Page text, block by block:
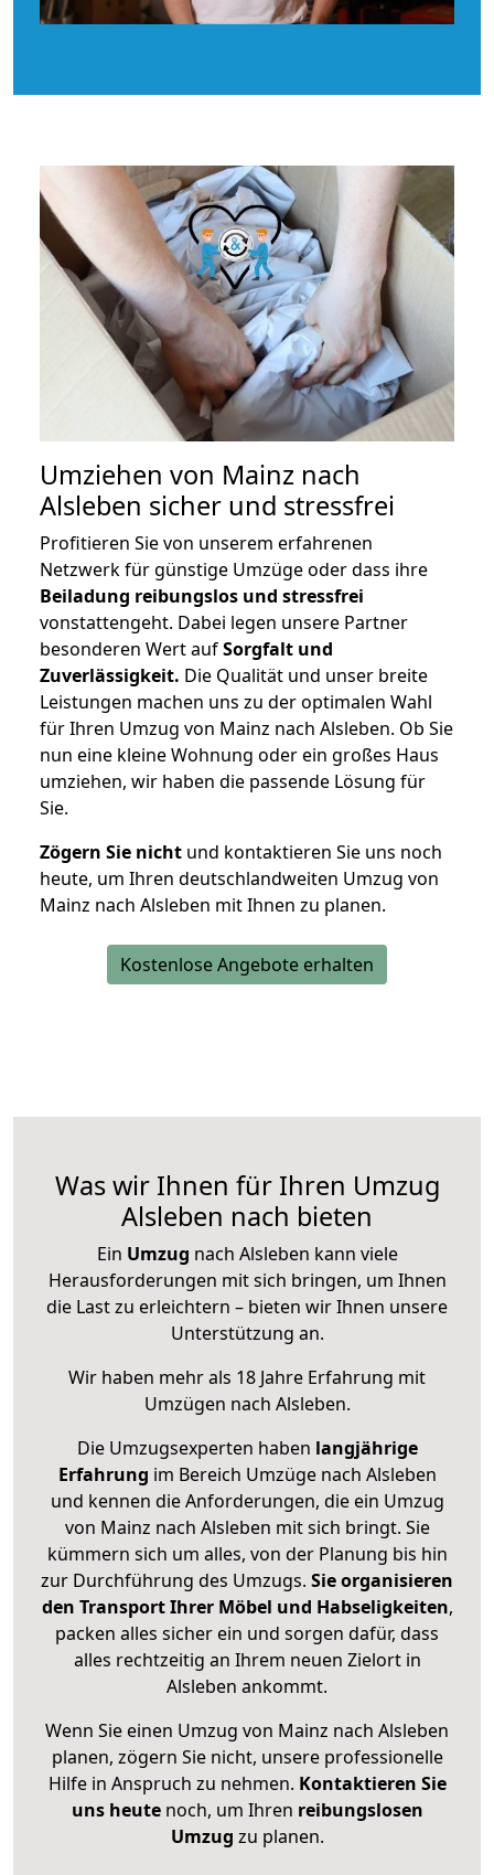
Umziehen von Mainz nach
Alsleben sicher und stressfrei
Profitieren Sie von unserem erfahrenen
Netzwerk für günstige Umzüge oder dass ihre
Beiladung reibungslos und stressfrei
vonstattengeht. Dabei legen unsere Partner
besonderen Wert aufSorgfalt und
Zuverlässigkeit. Die Qualität und unser breite
Leistungen machen uns zu der optimalen Wahl
für Ihren Umzug von Mainz nach Alsleben. Ob Sie
nun eine kleine Wohnung oder ein großes Haus
umziehen, wir haben die passende Lösung für
Sie.
Zögern Sie nicht und kontaktieren Sie uns noch
heute, um Ihren deutschlandweiten Umzug von
Mainz nach Alsleben mit Ihnen zu planen.
Kostenlose Angebote erhalten
Was wir Ihnen für Ihren Umzug
Alsleben nach bieten
Ein Umzug nach Alsleben kann viele
Herausforderungen mit sich bringen, um Ihnen
die Last zu erleichtern – bieten wir Ihnen unsere
Unterstützung an.
Wir haben mehr als 18 Jahre Erfahrung mit
Umzügen nach Alsleben.
Die Umzugsexperten haben langjährige
Erfahrung im Bereich Umzüge nach Alsleben
und kennen die Anforderungen, die ein Umzug
von Mainz nach Alsleben mit sich bringt. Sie
kümmern sich um alles, von der Planung bis hin
zur Durchführung des Umzugs. Sie organisieren
den Transport Ihrer Möbel und Habseligkeiten,
packen alles sicher ein und sorgen dafür, dass
alles rechtzeitig an Ihrem neuen Zielort in
Alsleben ankommt.
Wenn Sie einen Umzug von Mainz nach Alsleben
planen, zögern Sie nicht, unsere professionelle
Hilfe in Anspruch zu nehmen. Kontaktieren Sie
uns heutenoch, um Ihren reibungslosen
Umzug zu planen.